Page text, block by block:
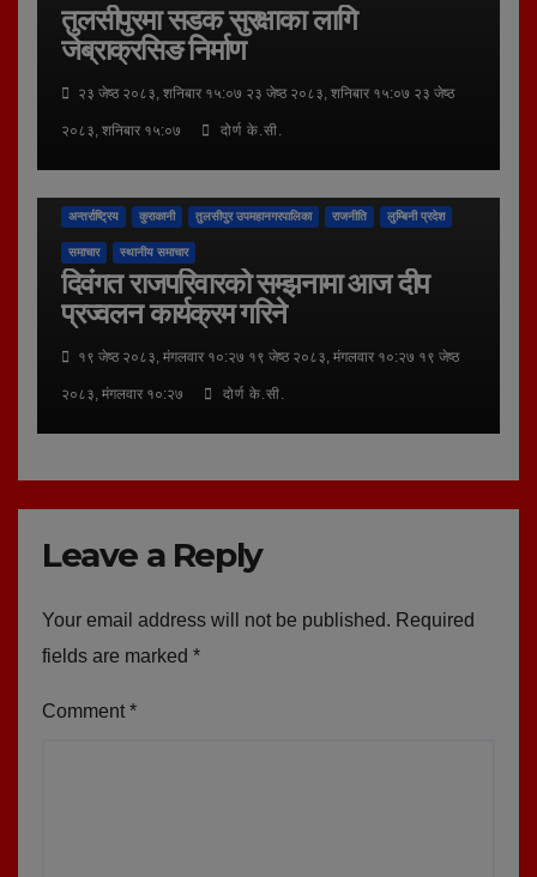
तुलसीपुरमा सडक सुरक्षाका लागि
जेब्राक्रसिङ निर्माण
२३ जेष्ठ २०८३, शनिबार १५:०७ २३ जेष्ठ २०८३, शनिबार १५:०७ २३ जेष्ठ
२०८३, शनिबार १५:०७ दोर्ण के.सी.
अन्तर्राष्ट्रिय कुराकानी तुलसीपुर उपमहानगरपालिका राजनीति लुम्बिनी प्रदेश
समाचार स्थानीय समाचार
दिवंगत राजपरिवारको सम्झनामा आज दीप
प्रज्वलन कार्यक्रम गरिने
१९ जेष्ठ २०८३, मंगलवार १०:२७ १९ जेष्ठ २०८३, मंगलवार १०:२७ १९ जेष्ठ
२०८३, मंगलवार १०:२७ दोर्ण के.सी.
Leave a Reply
Your email address will not be published. Required
fields are marked *
Comment *